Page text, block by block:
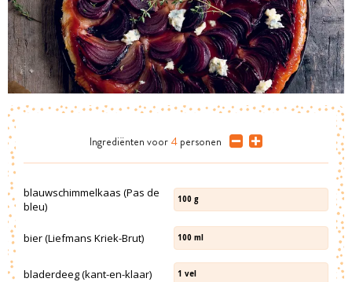
Ingrediënten voor 4 personen
blauwschimmelkaas (Pas de
bleu)
100 g
bier (Liefmans Kriek-Brut) 100 ml
bladerdeeg (kant-en-klaar) 1 vel